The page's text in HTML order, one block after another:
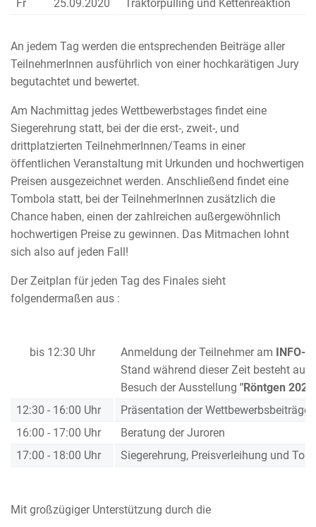
Fr 25.09.2020 Traktorpulling und Kettenreaktion
An jedem Tag werden die entsprechenden Beiträge aller
TeilnehmerInnen ausführlich von einer hochkarätigen Jury
begutachtet und bewertet.
Am Nachmittag jedes Wettbewerbstages findet eine
Siegerehrung statt, bei der die erst-, zweit-, und
drittplatzierten TeilnehmerInnen/Teams in einer
öffentlichen Veranstaltung mit Urkunden und hochwertigen
Preisen ausgezeichnet werden. Anschließend findet eine
Tombola statt, bei der TeilnehmerInnen zusätzlich die
Chance haben, einen der zahlreichen außergewöhnlich
hochwertigen Preise zu gewinnen. Das Mitmachen lohnt
sich also auf jeden Fall!
Der Zeitplan für jeden Tag des Finales sieht
folgendermaßen aus :
bis 12:30 Uhr Anmeldung der Teilnehmer am
INFO-/
Stand während dieser Zeit besteht
Besuch der Ausstellung "Röntgen
12:30 - 16:00 Uhr
Präsentation der Wettbewerbsbeiträge
16:00 - 17:00 Uhr
Beratung der Juroren
17:00 - 18:00 Uhr
Siegerehrung, Preisverleihung und
Mit großzügiger Unterstützung durch die